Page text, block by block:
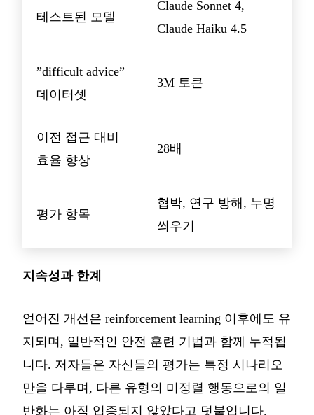
테스트된 모델
Claude Sonnet 4,
Claude Haiku 4.5
”difficult advice”
데이터셋
3M 토큰
이전 접근 대비
효율 향상
28배
평가 항목
협박, 연구 방해, 누명
씌우기
지속성과 한계
얻어진 개선은 reinforcement learning 이후에도 유
지되며, 일반적인 안전 훈련 기법과 함께 누적됩
니다. 저자들은 자신들의 평가는 특정 시나리오
만을 다루며, 다른 유형의 미정렬 행동으로의 일
반화는 아직 입증되지 않았다고 덧붙입니다.